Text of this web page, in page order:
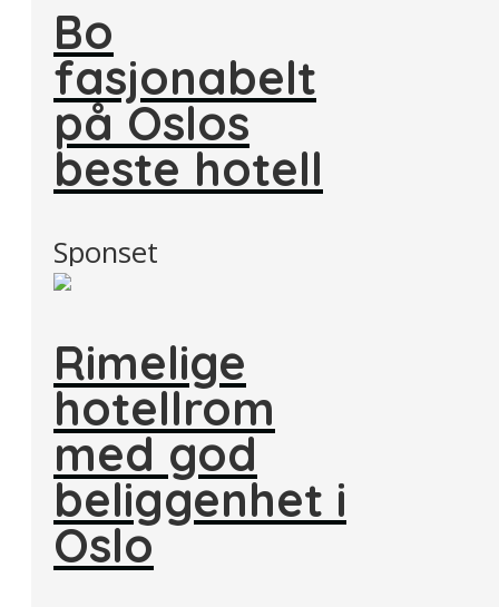
Bo
fasjonabelt
på Oslos
beste hotell
Sponset
Rimelige
hotellrom
med god
beliggenhet i
Oslo